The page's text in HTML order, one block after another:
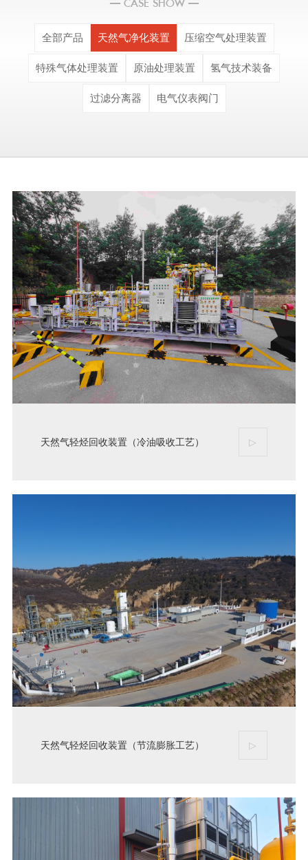
— CASE SHOW —
全部产品 天然气净化装置 压缩空气处理装置
特殊气体处理装置 原油处理装置 氢气技术装备
过滤分离器 电气仪表阀门
天然气轻烃回收装置（冷油吸收工艺） ▷
天然气轻烃回收装置（节流膨胀工艺） ▷